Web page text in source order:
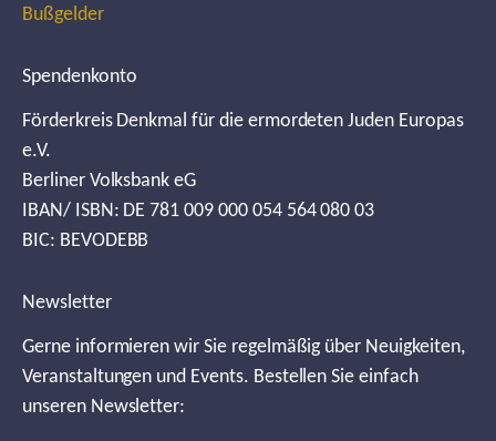
Bußgelder
Spendenkonto
Förderkreis Denkmal für die ermordeten Juden Europas
e.V.
Berliner Volksbank eG
IBAN/ ISBN: DE 781 009 000 054 564 080 03
BIC: BEVODEBB
Newsletter
Gerne informieren wir Sie regelmäßig über Neuigkeiten,
Veranstaltungen und Events. Bestellen Sie einfach
unseren Newsletter: